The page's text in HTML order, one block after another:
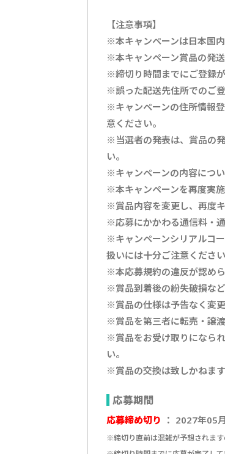
【注意事項】
※本キャンペーンは日本国
※本キャンペーン賞品の発
※締切り時間までにご登録
※誤った配送先住所でのご
※キャンペーンの住所情報
意ください。
※当選者の発表は、賞品の
い。
※キャンペーンの内容につ
※本キャンペーンを再度実
※賞品内容を変更し、再度
※応募にかかわる通信料・
※キャンペーンシリアルコ
扱いには十分ご注意くださ
※本応募規約の違反が認め
※賞品到着後の紛失破損な
※賞品の仕様は予告なく変
※賞品を第三者に転売・譲
※賞品をお受け取りになら
い。
※賞品の交換は致しかねま
応募期間
応募締め切り ： 2027年05
※締切り直前は混雑が予想されます